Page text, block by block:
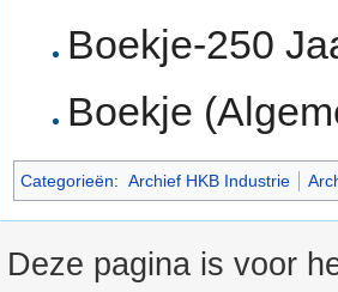
Boekje-250
Boekje
Categorieën: Archief HKB Industrie
Deze pagina is voor